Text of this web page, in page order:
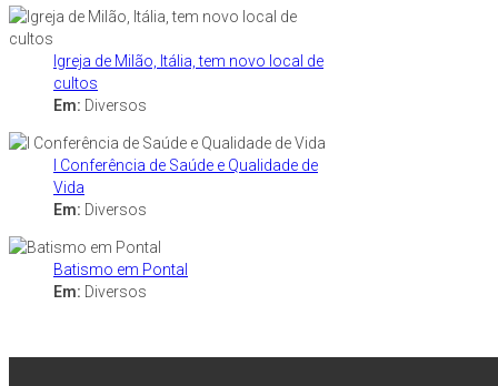
Igreja de Milão, Itália, tem novo local de
cultos
Em: Diversos
I Conferência de Saúde e Qualidade de
Vida
Em: Diversos
Batismo em Pontal
Em: Diversos